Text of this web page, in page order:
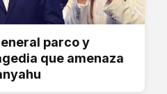
parco y
que amenaza